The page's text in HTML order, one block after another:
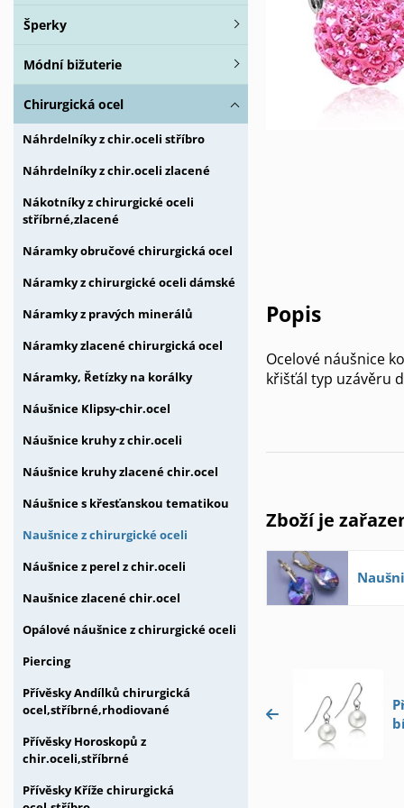
Šperky
Módní bižuterie
Chirurgická ocel
Náhrdelníky z chir.oceli stříbro
Náhrdelníky z chir.oceli zlacené
Nákotníky z chirurgické oceli
stříbrné,zlacené
Náramky obručové chirurgická ocel
Náramky z chirurgické oceli dámské
Náramky z pravých minerálů
Náramky zlacené chirurgická ocel
Náramky, Řetízky na korálky
Náušnice Klipsy-chir.ocel
Náušnice kruhy z chir.oceli
Náušnice kruhy zlacené chir.ocel
Náušnice s křesťanskou tematikou
Naušnice z chirurgické oceli
Náušnice z perel z chir.oceli
Naušnice zlacené chir.ocel
Opálové náušnice z chirurgické oceli
Piercing
Přívěsky Andílků chirurgická
ocel,stříbrné,rhodiované
Přívěsky Horoskopů z
chir.oceli,stříbrné
Přívěsky Kříže chirurgická
Popis
Ocelové náušnice
křišťál typ uzávěru
Zboží je